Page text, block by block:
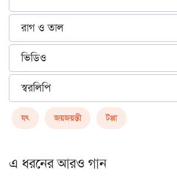
রাগ ও তাল
ভিডিও
স্বরলিপি
যৎ জয়জয়ন্তী টপ্পা
এ ধরনের আরও গান